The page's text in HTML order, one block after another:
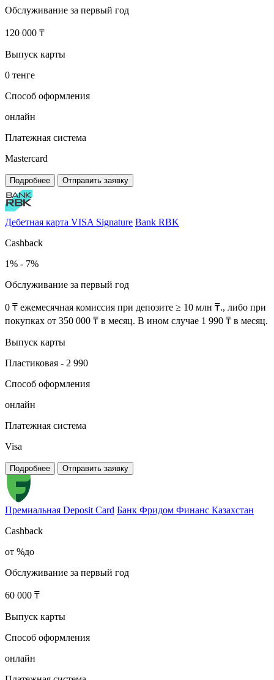
Обслуживание за первый год
120 000 ₸
Выпуск карты
0 тенге
Способ оформления
онлайн
Платежная система
Mastercard
Подробнее Отправить заявку
Дебетная карта VISA Signature Bank RBK
Cashback
1% - 7%
Обслуживание за первый год
0 ₸ ежемесячная комиссия при депозите ≥ 10 млн ₸., либо при
покупках от 350 000 ₸ в месяц. В ином случае 1 990 ₸ в месяц.
Выпуск карты
Пластиковая - 2 990
Способ оформления
онлайн
Платежная система
Visa
Подробнее Отправить заявку
Премиальная Deposit Card Банк Фридом Финанс Казахстан
Cashback
от %до
Обслуживание за первый год
60 000 ₸
Выпуск карты
Способ оформления
онлайн